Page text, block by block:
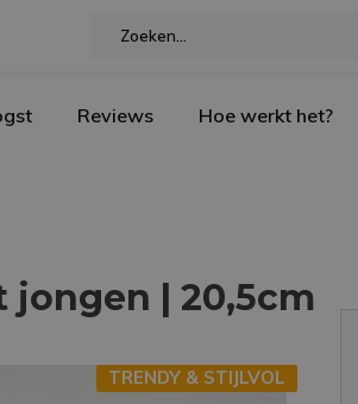
Reviews Hoe werkt het?
jongen | 20,5cm
TRENDY & STIJLVOL